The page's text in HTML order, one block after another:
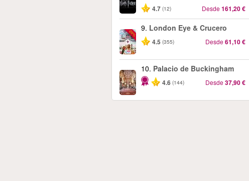
4.7 (12) Desde161,20 €
-20%
9. London Eye & Crucero
4.5 (355) Desde61,10 €
10. Palacio de Buckingham
4.6 (144) Desde37,90 €